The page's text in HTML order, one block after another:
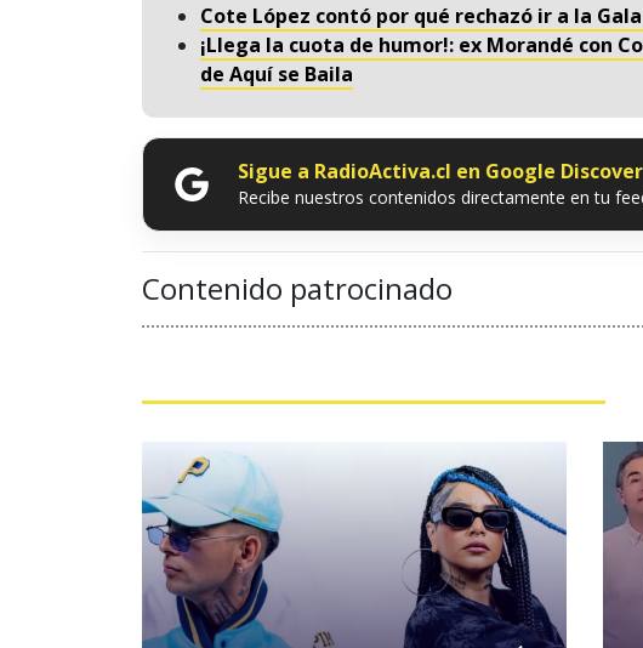
Cote López contó por qué rechazó ir a la
¡Llega la cuota de humor!: ex Morandé con
de Aquí se Baila
Sigue a RadioActiva.cl en Google Discover
Recibe nuestros contenidos directamente en tu
Contenido patrocinado